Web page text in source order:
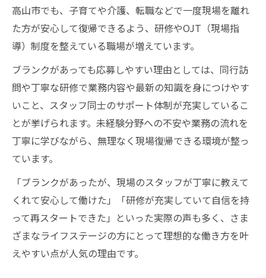
高山市でも、子育てや介護、転職などで一度現場を離れ
た方が安心して復帰できるよう、研修やOJT（現場指
導）制度を整えている職場が増えています。
ブランクがあっても応募しやすい理由としては、同行訪
問や丁寧な研修で業務内容や最新の知識を身につけやす
いこと、スタッフ同士のサポート体制が充実しているこ
とが挙げられます。未経験分野への不安や業務の流れを
丁寧に学びながら、無理なく現場復帰できる環境が整っ
ています。
「ブランクがあったが、現場のスタッフが丁寧に教えて
くれて安心して働けた」「研修が充実していて自信を持
って再スタートできた」といった実際の声も多く、さま
ざまなライフステージの方にとって理想的な働き方を叶
えやすい点が人気の理由です。